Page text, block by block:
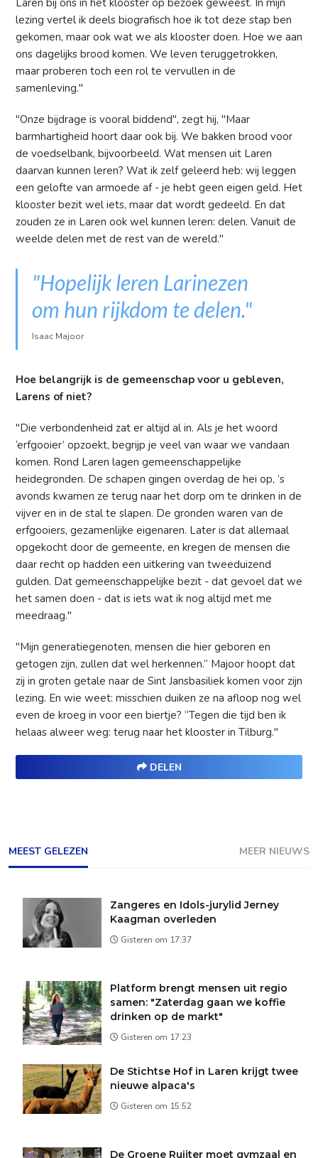
Laren bij ons in het klooster op bezoek geweest. In mijn
lezing vertel ik deels biografisch hoe ik tot deze stap ben
gekomen, maar ook wat we als klooster doen. Hoe we aan
ons dagelijks brood komen. We leven teruggetrokken,
maar proberen toch een rol te vervullen in de
samenleving."
"Onze bijdrage is vooral biddend", zegt hij, "Maar
barmhartigheid hoort daar ook bij. We bakken brood voor
de voedselbank, bijvoorbeeld. Wat mensen uit Laren
daarvan kunnen leren? Wat ik zelf geleerd heb: wij leggen
een gelofte van armoede af - je hebt geen eigen geld. Het
klooster bezit wel iets, maar dat wordt gedeeld. En dat
zouden ze in Laren ook wel kunnen leren: delen. Vanuit de
weelde delen met de rest van de wereld."
"Hopelijk leren Larinezen
om hun rijkdom te delen."
Isaac Majoor
Hoe belangrijk is de gemeenschap voor u gebleven,
Larens of niet?
"Die verbondenheid zat er altijd al in. Als je het woord
‘erfgooier’ opzoekt, begrijp je veel van waar we vandaan
komen. Rond Laren lagen gemeenschappelijke
heidegronden. De schapen gingen overdag de hei op, ’s
avonds kwamen ze terug naar het dorp om te drinken in de
vijver en in de stal te slapen. De gronden waren van de
erfgooiers, gezamenlijke eigenaren. Later is dat allemaal
opgekocht door de gemeente, en kregen de mensen die
daar recht op hadden een uitkering van tweeduizend
gulden. Dat gemeenschappelijke bezit - dat gevoel dat we
het samen doen - dat is iets wat ik nog altijd met me
meedraag."
"Mijn generatiegenoten, mensen die hier geboren en
getogen zijn, zullen dat wel herkennen.” Majoor hoopt dat
zij in groten getale naar de Sint Jansbasiliek komen voor zijn
lezing. En wie weet: misschien duiken ze na afloop nog wel
even de kroeg in voor een biertje? “Tegen die tijd ben ik
helaas alweer weg: terug naar het klooster in Tilburg."
DELEN
MEEST GELEZEN MEER NIEUWS
Zangeres en Idols-jurylid Jerney
Kaagman overleden
Gisteren om 17:37
Platform brengt mensen uit regio
samen: "Zaterdag gaan we koffie
drinken op de markt"
Gisteren om 17:23
De Stichtse Hof in Laren krijgt twee
nieuwe alpaca's
Gisteren om 15:52
De Groene Ruijter moet gymzaal en